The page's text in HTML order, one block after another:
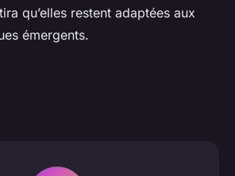
qu’elles restent adaptées aux
émergents.